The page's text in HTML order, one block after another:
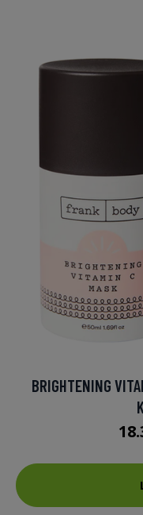
BRIGHTENING